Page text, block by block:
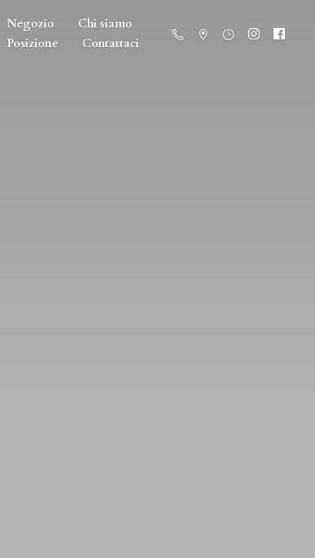
Negozio
Chi siamo
Posizione
Contattaci